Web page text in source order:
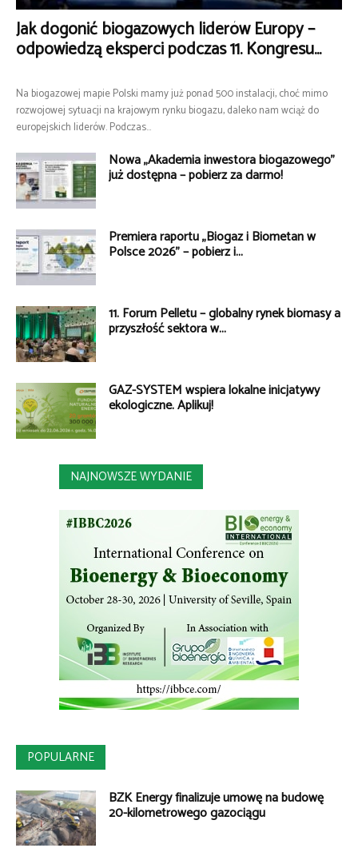
Jak dogonić biogazowych liderów Europy –
odpowiedzą eksperci podczas 11. Kongresu...
Na biogazowej mapie Polski mamy już ponad 500 instalacji, choć mimo
rozwojowej sytuacji na krajowym rynku biogazu, daleko nam wciąż do
europejskich liderów. Podczas...
Nowa „Akademia inwestora biogazowego”
już dostępna – pobierz za darmo!
Premiera raportu „Biogaz i Biometan w
Polsce 2026” – pobierz i...
11. Forum Pelletu – globalny rynek biomasy a
przyszłość sektora w...
GAZ-SYSTEM wspiera lokalne inicjatywy
ekologiczne. Aplikuj!
NAJNOWSZE WYDANIE
POPULARNE
BZK Energy finalizuje umowę na budowę
20-kilometrowego gazociągu